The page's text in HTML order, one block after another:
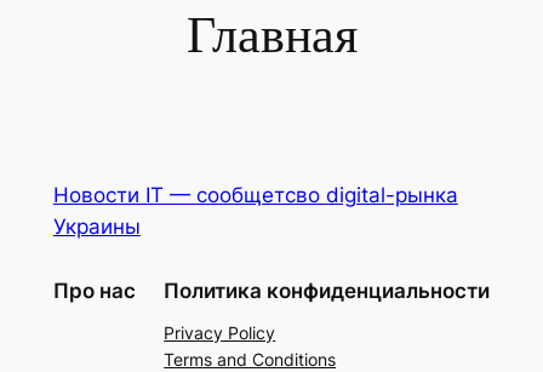
Главная
Новости IT — сообщетсво digital-рынка
Украины
Про нас Политика конфиденциальности
Privacy Policy
Terms and Conditions